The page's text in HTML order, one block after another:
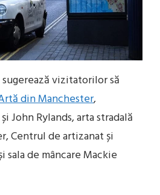
vizitatorilor să
din Manchester,
John Rylands, arta stradală
Centrul de artizanat și
sala de mâncare Mackie